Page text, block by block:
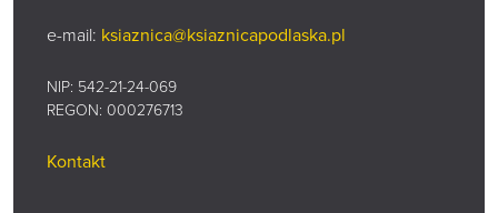
e-mail: ksiaznica@ksiaznicapodlaska.pl
NIP: 542-21-24-069
REGON: 000276713
Kontakt